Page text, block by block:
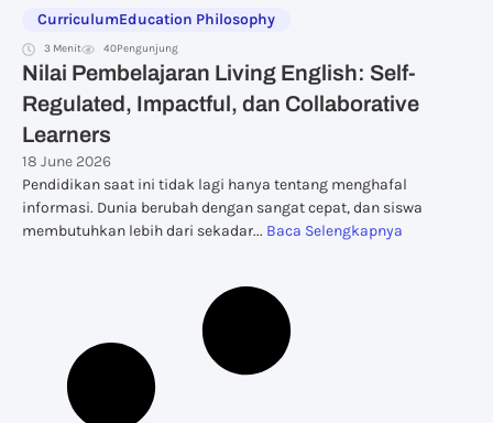
CurriculumEducation Philosophy
3 Menit 40Pengunjung
Nilai Pembelajaran Living English: Self-
Regulated, Impactful, dan Collaborative
Learners
18 June 2026
Pendidikan saat ini tidak lagi hanya tentang menghafal
informasi. Dunia berubah dengan sangat cepat, dan siswa
membutuhkan lebih dari sekadar... Baca Selengkapnya